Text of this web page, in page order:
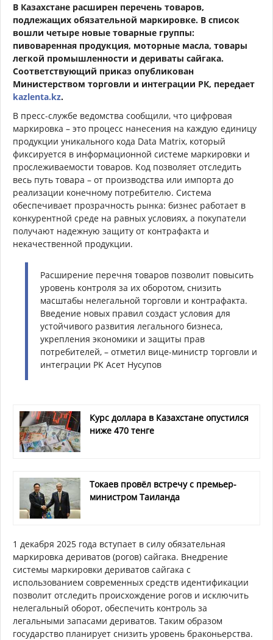
В Казахстане расширен перечень товаров,
подлежащих обязательной маркировке. В список
вошли четыре новые товарные группы:
пивоваренная продукция, моторные масла, товары
легкой промышленности и дериваты сайгака.
Соответствующий приказ опубликован
Министерством торговли и интеграции РК, передает
kazlenta.kz.
В пресс-службе ведомства сообщили, что цифровая
маркировка – это процесс нанесения на каждую единицу
продукции уникального кода Data Matrix, который
фиксируется в информационной системе маркировки и
прослеживаемости товаров. Код позволяет отследить
весь путь товара – от производства или импорта до
реализации конечному потребителю. Система
обеспечивает прозрачность рынка: бизнес работает в
конкурентной среде на равных условиях, а покупатели
получают надежную защиту от контрафакта и
некачественной продукции.
Расширение перечня товаров позволит повысить
уровень контроля за их оборотом, снизить
масштабы нелегальной торговли и контрафакта.
Введение новых правил создаст условия для
устойчивого развития легального бизнеса,
укрепления экономики и защиты прав
потребителей, – отметил вице-министр торговли и
интеграции РК Асет Нусупов
Курс доллара в Казахстане опустился
ниже 470 тенге
Токаев провёл встречу с премьер-
министром Таиланда
1 декабря 2025 года вступает в силу обязательная
маркировка дериватов (рогов) сайгака. Внедрение
системы маркировки дериватов сайгака с
использованием современных средств идентификации
позволит отследить происхождение рогов и исключить
нелегальный оборот, обеспечить контроль за
легальными запасами дериватов. Таким образом
государство планирует снизить уровень браконьерства.